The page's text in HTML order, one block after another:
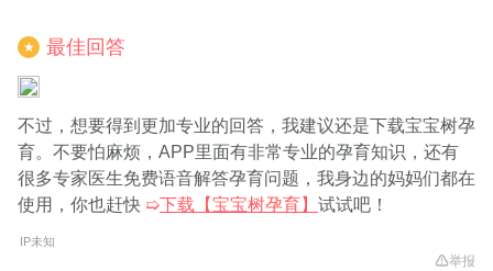
★ 最佳回答
不过，想要得到更加专业的回答，我建议还是下载宝宝树孕
育。不要怕麻烦，APP里面有非常专业的孕育知识，还有
很多专家医生免费语音解答孕育问题，我身边的妈妈们都在
使用，你也赶快 ➯下载【宝宝树孕育】 试试吧！
IP未知
举报